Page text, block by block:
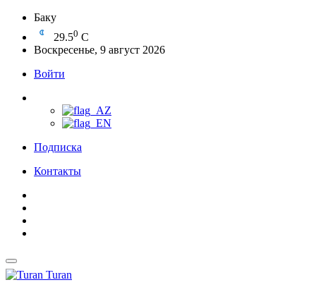
Баку
29.50 C
Воскресенье, 9 август 2026
Войти
Подписка
Контакты
Turan